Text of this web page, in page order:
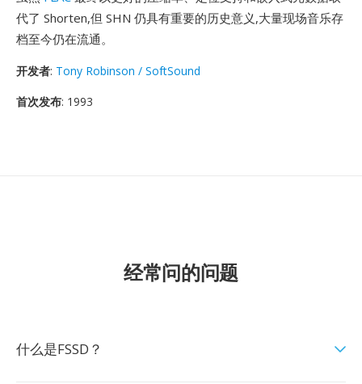
代了 Shorten,但 SHN 仍具有重要的历史意义,大量现场音乐存
档至今仍在流通。
开发者: Tony Robinson / SoftSound
首次发布: 1993
经常问的问题
什么是FSSD？